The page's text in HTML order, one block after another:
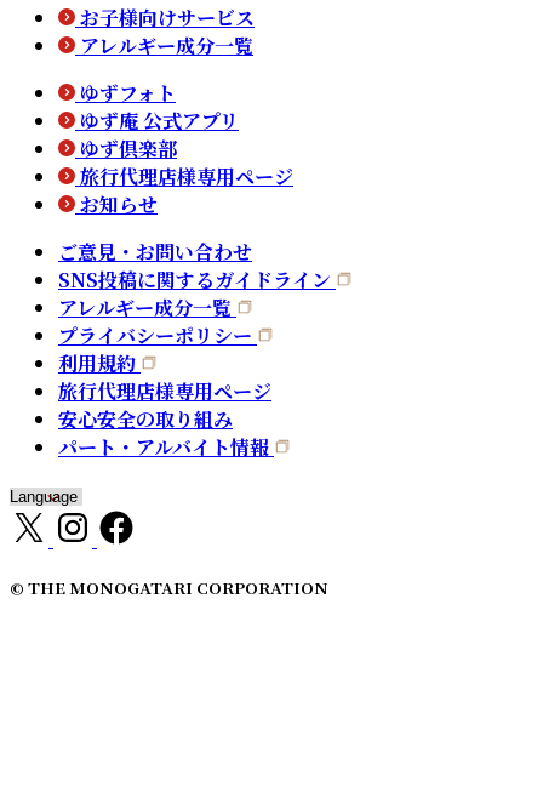
お子様向けサービス
アレルギー成分一覧
ゆずフォト
ゆず庵 公式アプリ
ゆず倶楽部
旅行代理店様専用ページ
お知らせ
ご意見・お問い合わせ
SNS投稿に関するガイドライン
アレルギー成分一覧
プライバシーポリシー
利用規約
旅行代理店様専用ページ
安心安全の取り組み
パート・アルバイト情報
© THE MONOGATARI CORPORATION